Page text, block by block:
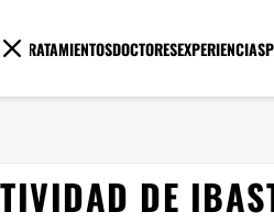
TRATAMIENTOSDOCTORESEXPERIENCIAS
DE